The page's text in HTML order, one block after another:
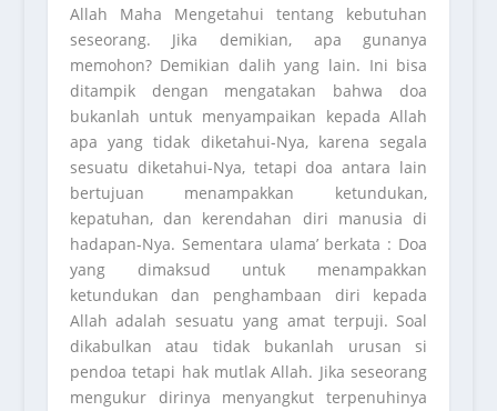
Allah Maha Mengetahui tentang kebutuhan
seseorang. Jika demikian, apa gunanya
memohon? Demikian dalih yang lain. Ini bisa
ditampik dengan mengatakan bahwa doa
bukanlah untuk menyampaikan kepada Allah
apa yang tidak diketahui-Nya, karena segala
sesuatu diketahui-Nya, tetapi doa antara lain
bertujuan menampakkan ketundukan,
kepatuhan, dan kerendahan diri manusia di
hadapan-Nya. Sementara ulama’ berkata : Doa
yang dimaksud untuk menampakkan
ketundukan dan penghambaan diri kepada
Allah adalah sesuatu yang amat terpuji. Soal
dikabulkan atau tidak bukanlah urusan si
pendoa tetapi hak mutlak Allah. Jika seseorang
mengukur dirinya menyangkut terpenuhinya